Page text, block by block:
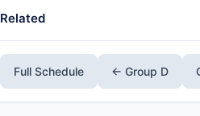
Related
Full Schedule ← Group D